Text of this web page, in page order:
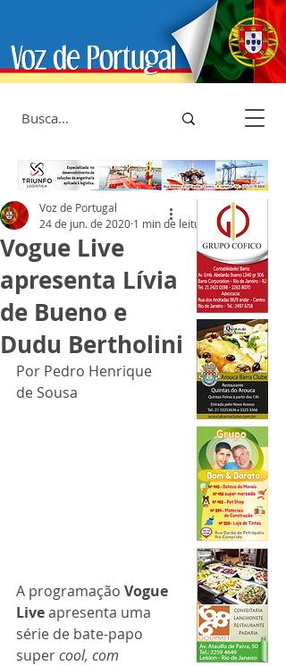
Vogue Live
apresenta Lívia
de Bueno e
Dudu Bertholini
Voz de Portugal
24 de jun. de 2020 1 min de leitura
Por Pedro Henrique
de Sousa
A programação Vogue
Live apresenta uma
série de bate-papo
super cool, com